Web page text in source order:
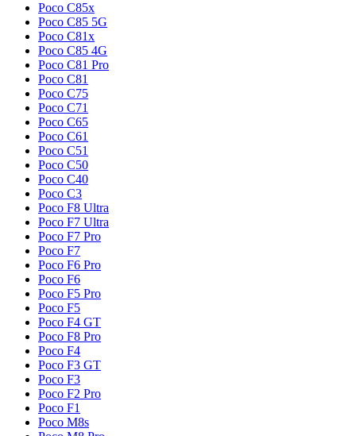
Poco C85x
Poco C85 5G
Poco C81x
Poco C85 4G
Poco C81 Pro
Poco C81
Poco C75
Poco C71
Poco C65
Poco C61
Poco C51
Poco C50
Poco C40
Poco C3
Poco F8 Ultra
Poco F7 Ultra
Poco F7 Pro
Poco F7
Poco F6 Pro
Poco F6
Poco F5 Pro
Poco F5
Poco F4 GT
Poco F8 Pro
Poco F4
Poco F3 GT
Poco F3
Poco F2 Pro
Poco F1
Poco M8s